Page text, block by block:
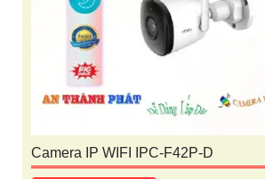
Camera IP WIFI IPC-F42P-D